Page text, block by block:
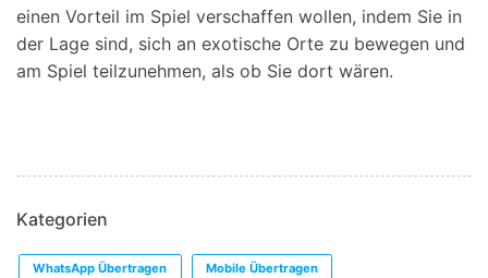
einen Vorteil im Spiel verschaffen wollen, indem Sie in
der Lage sind, sich an exotische Orte zu bewegen und
am Spiel teilzunehmen, als ob Sie dort wären.
Kategorien
WhatsApp Übertragen Mobile Übertragen